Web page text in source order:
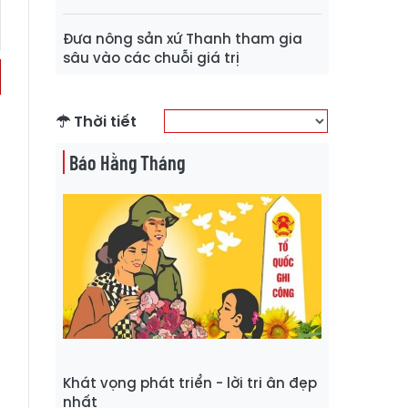
Đưa nông sản xứ Thanh tham gia
sâu vào các chuỗi giá trị
Thời tiết
Báo Hằng Tháng
Khát vọng phát triển - lời tri ân đẹp
nhất